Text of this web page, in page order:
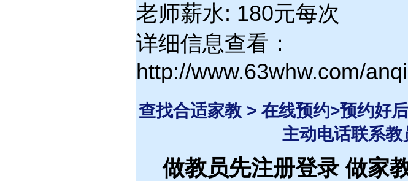
老师薪水: 180元每次
详细信息查看：
http://www.63whw.com/
查找合适家教 > 在线预约>预约好
主动电话联系
做教员先注册登录做家